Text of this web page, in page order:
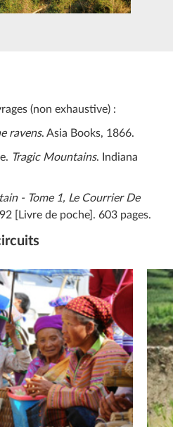
(non exhaustive) :
ravens. Asia Books, 1866.
Tragic Mountains. Indiana
- Tome 1, Le Courrier De
[Livre de poche]. 603 pages.